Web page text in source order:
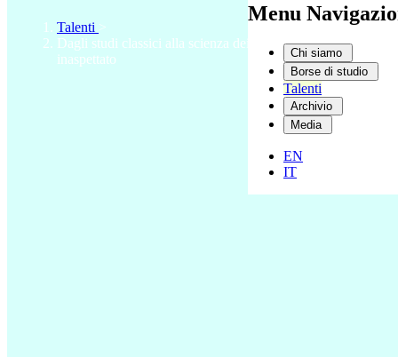
Menu
Chi siamo
Borse di studio
Talenti
Archivio
Media
EN
IT
Talenti >
Dagli studi classici alla scienza dei dati: un percorso
inaspettato